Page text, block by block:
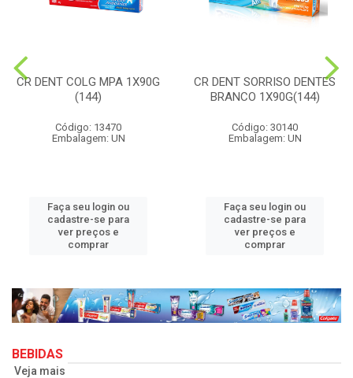
CR DENT COLG MPA 1X90G
(144)
Código: 13470
Embalagem: UN
Faça seu login ou
cadastre-se para
ver preços e
comprar
CR DENT SORRISO DENTES
BRANCO 1X90G(144)
Código: 30140
Embalagem: UN
Faça seu login ou
cadastre-se para
ver preços e
comprar
BEBIDAS
Veja mais